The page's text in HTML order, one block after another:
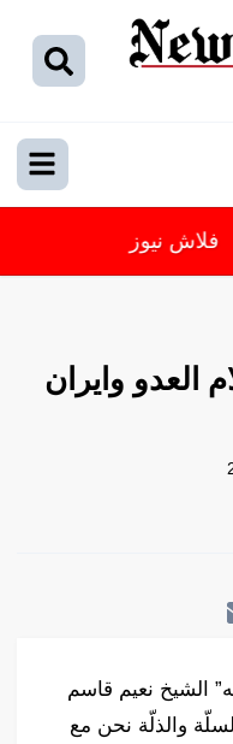
فلاش نيوز
العدو وايران
الشيخ نعيم قاسم
والذلّة نحن مع